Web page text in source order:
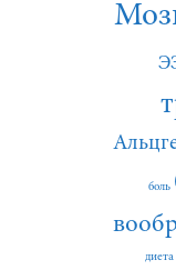
боль
диета